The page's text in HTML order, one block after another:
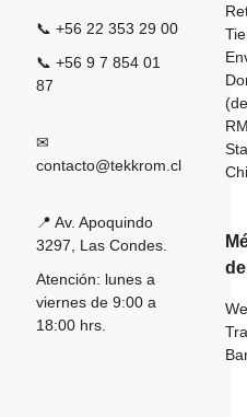
📞 +56 22 353 29 00
📞 +56 9 7 854 01
87
✉
contacto@tekkrom.cl
📍 Av. Apoquindo
3297, Las Condes.
Atención: lunes a
viernes de 9:00 a
18:00 hrs.